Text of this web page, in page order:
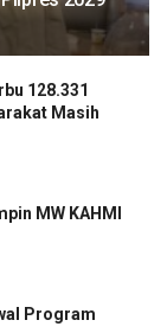
128.331
Masih
MW KAHMI
Program